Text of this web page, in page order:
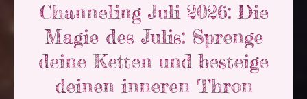
Channeling Juli 2026: Die
Magie des Julis: Sprenge
deine Ketten und besteige
deinen inneren Thron